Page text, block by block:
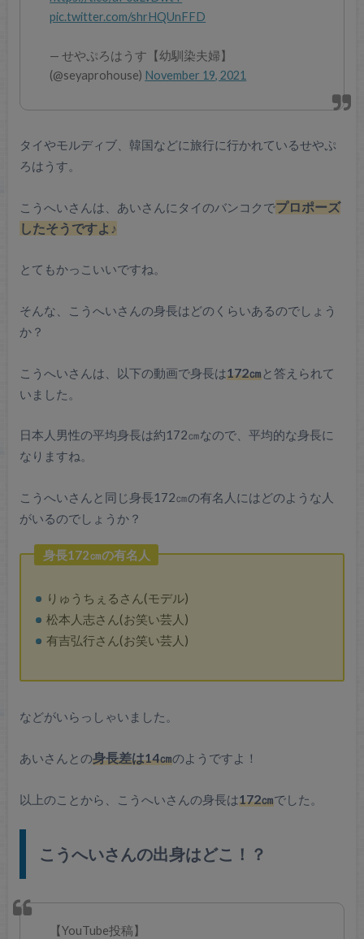
pic.twitter.com/shrHQUnFFD
— せやぷろはうす【幼馴染夫婦】
(@seyaprohouse) November 19, 2021
タイやモルディブ、韓国などに旅行に行かれているせやぷ
ろはうす。
こうへいさんは、あいさんにタイのバンコクでプロポーズ
したそうですよ♪
とてもかっこいいですね。
そんな、こうへいさんの身長はどのくらいあるのでしょう
か？
こうへいさんは、以下の動画で身長は172㎝と答えられて
いました。
日本人男性の平均身長は約172㎝なので、平均的な身長に
なりますね。
こうへいさんと同じ身長172㎝の有名人にはどのような人
がいるのでしょうか？
身長172㎝の有名人
りゅうちぇるさん(モデル)
松本人志さん(お笑い芸人)
有吉弘行さん(お笑い芸人)
などがいらっしゃいました。
あいさんとの身長差は14㎝のようですよ！
以上のことから、こうへいさんの身長は172㎝でした。
こうへいさんの出身はどこ！？
【YouTube投稿】